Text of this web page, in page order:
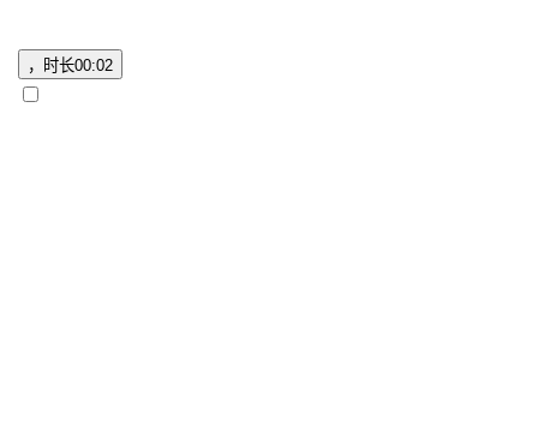
，时长00:02